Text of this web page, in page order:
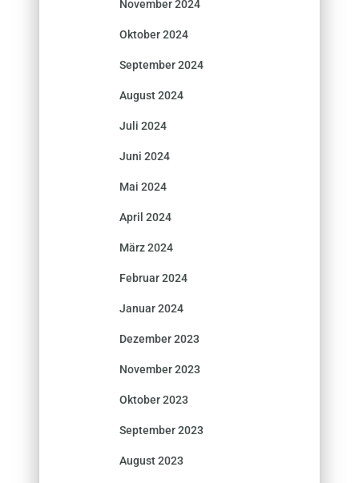
November 2024
Oktober 2024
September 2024
August 2024
Juli 2024
Juni 2024
Mai 2024
April 2024
März 2024
Februar 2024
Januar 2024
Dezember 2023
November 2023
Oktober 2023
September 2023
August 2023